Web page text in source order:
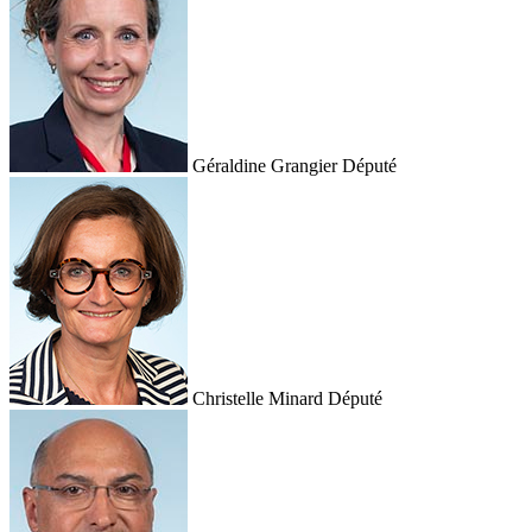
Géraldine Grangier Député
Christelle Minard Député